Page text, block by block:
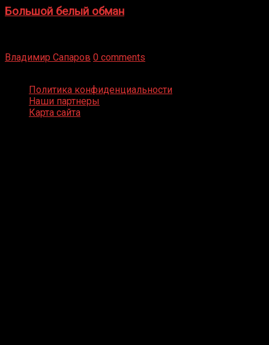
Большой белый обман
Владимир Сапаров 0 comments
Политика конфиденциальности
Наши партнеры
Карта сайта